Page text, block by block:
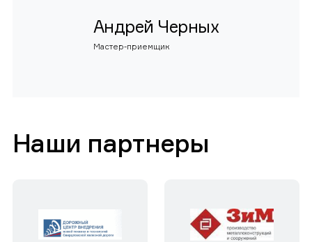
Андрей Черных
Мастер-приемщик
Наши партнеры